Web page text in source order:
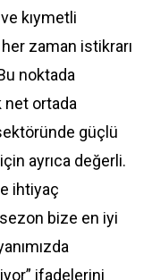
kıymetli
zaman istikrarı
noktada
net ortada
güçlü
ayrıca değerli.
ihtiyaç
bize en iyi
ifadelerini